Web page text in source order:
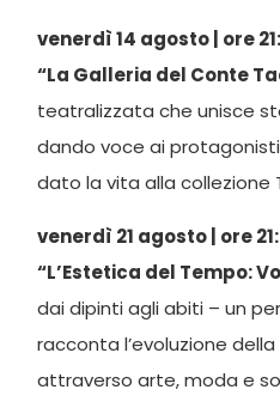
venerdì 14 agosto | ore
“La Galleria del Conte
teatralizzata che unisce
dando voce ai
dato la vita alla collezione
venerdì 21 agosto | ore
“L’Estetica del Tempo:
dai dipinti agli abiti – un
racconta l’evoluzione
attraverso arte, moda e